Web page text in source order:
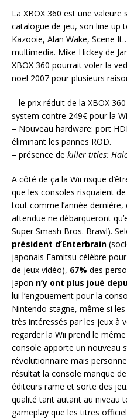
La XBOX 360 est une
catalogue de jeu, son line up
Kazooie, Alan Wake, Scene
multimedia. Mike Hickey de
XBOX 360 pourrait voler la
noel 2007 pour plusieurs
– le prix réduit de la XBOX
system contre 249€ pour la
– Nouveau hardware: port
éliminant les pannes ROD.
– présence de killer titles:
A côté de ça la Wii risque
que les consoles risquaient
tout comme l’année
attendue ne débarqueront
Super Smash Bros. Brawl).
président d’Enterbrain
japonais Famitsu célèbre
de jeux vidéo), 67% des
Japon n’y ont plus joué
lui l’engouement pour la
Nintendo stagne, même si
très intéressés par les jeux à
regarder la Wii prend le
console apporte un nouveau
révolutionnaire mais
résultat la console manque
éditeurs rame et sorte des
qualité tant autant au niveau
gameplay que les titres